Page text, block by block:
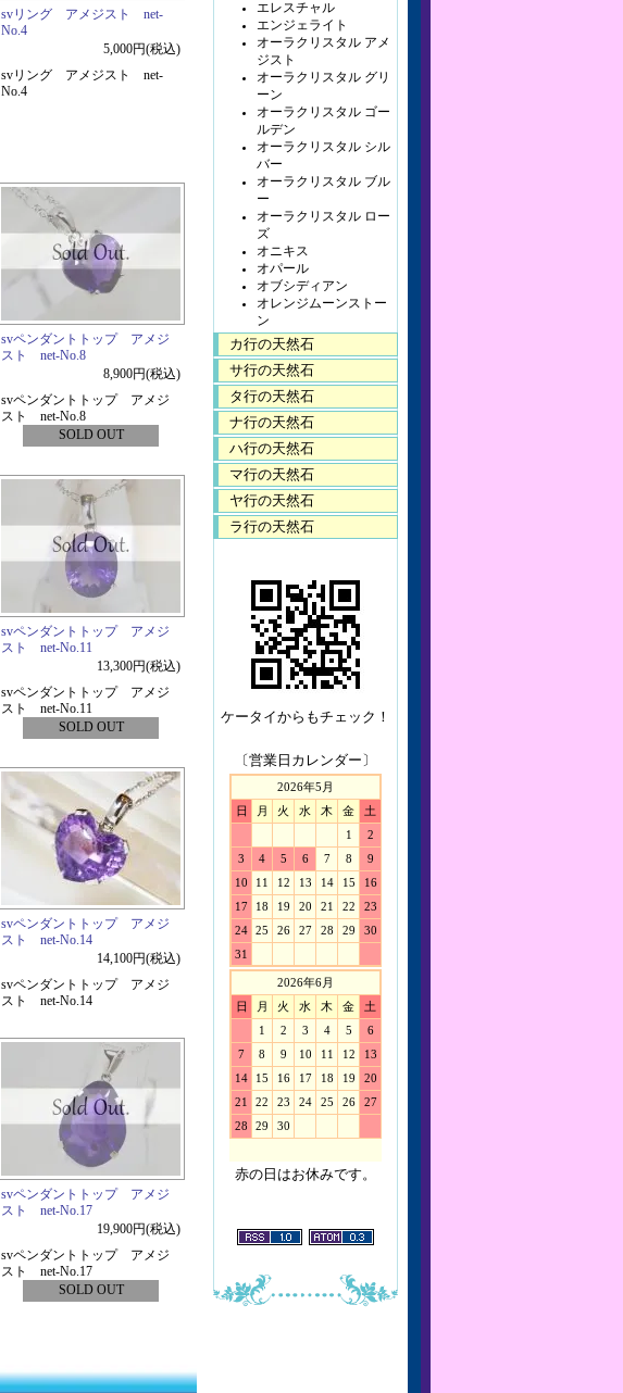
svリング アメジスト net-
No.4
5,000円(税込)
svリング アメジスト net-
No.4
svペンダントトップ アメジ
スト net-No.8
8,900円(税込)
svペンダントトップ アメジ
スト net-No.8
SOLD OUT
svペンダントトップ アメジ
スト net-No.11
13,300円(税込)
svペンダントトップ アメジ
スト net-No.11
SOLD OUT
svペンダントトップ アメジ
スト net-No.14
14,100円(税込)
svペンダントトップ アメジ
スト net-No.14
svペンダントトップ アメジ
スト net-No.17
19,900円(税込)
svペンダントトップ アメジ
スト net-No.17
SOLD OUT
エレスチャル
エンジェライト
オーラクリスタル アメ
ジスト
オーラクリスタル グリ
ーン
オーラクリスタル ゴー
ルデン
オーラクリスタル シル
バー
オーラクリスタル ブル
ー
オーラクリスタル ロー
ズ
オニキス
オパール
オブシディアン
オレンジムーンストー
ン
カ行の天然石
サ行の天然石
タ行の天然石
ナ行の天然石
ハ行の天然石
マ行の天然石
ヤ行の天然石
ラ行の天然石
ケータイからもチェック！
〔営業日カレンダー〕
2026年5月
日
月 火 水 木 金
土
1
2
3
4 5 6 7 8
9
10
11 12 13 14 15
16
17
18 19 20 21 22
23
24 25 26 27 28 29
30
31
2026年6月
日
月 火 水 木 金
土
1
2 3 4 5
6
7
8 9 10 11 12
13
14
15 16 17 18 19
20
21
22 23 24 25 26
27
28
29 30
赤の日はお休みです。